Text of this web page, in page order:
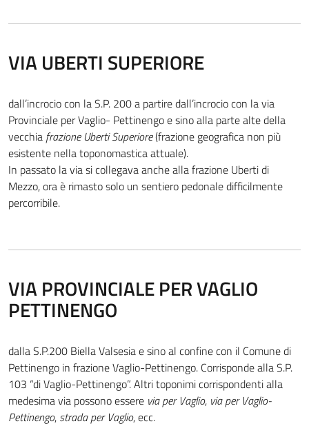
VIA UBERTI SUPERIORE
dall’incrocio con la S.P. 200 a partire dall’incrocio con la via
Provinciale per Vaglio- Pettinengo e sino alla parte alte della
vecchia frazione Uberti Superiore(frazione geografica non più
esistente nella toponomastica attuale).
In passato la via si collegava anche alla frazione Uberti di
Mezzo, ora è rimasto solo un sentiero pedonale difficilmente
percorribile.
VIA PROVINCIALE PER VAGLIO
PETTINENGO
dalla S.P.200 Biella Valsesia e sino al confine con il Comune di
Pettinengo in frazione Vaglio-Pettinengo. Corrisponde alla S.P.
103 “di Vaglio-Pettinengo”. Altri toponimi corrispondenti alla
medesima via possono essere via per Vaglio, via per Vaglio-
Pettinengo, strada per Vaglio, ecc.